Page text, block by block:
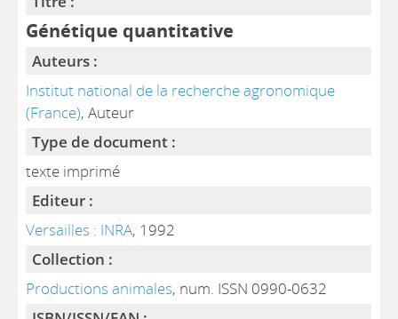
Génétique quantitative
Auteurs :
Institut national de la recherche agronomique
(France), Auteur
Type de document :
texte imprimé
Editeur :
Versailles : INRA, 1992
Collection :
Productions animales, num. ISSN 0990-0632